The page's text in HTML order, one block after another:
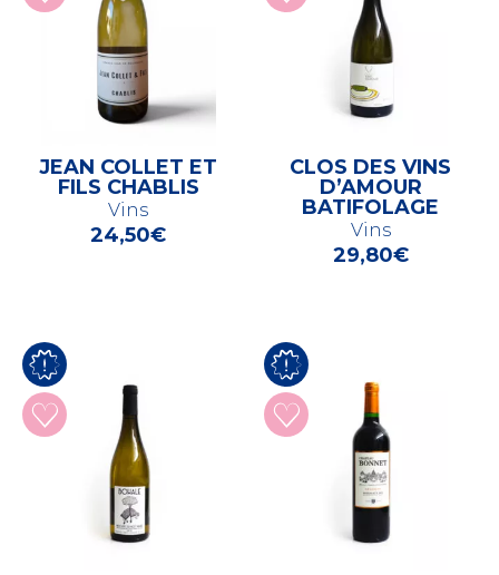
JEAN COLLET ET
FILS CHABLIS
Vins
24,50€
CLOS DES VINS
D’AMOUR
BATIFOLAGE
Vins
29,80€